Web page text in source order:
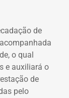
de
o qual
e auxiliará o
de
pelo